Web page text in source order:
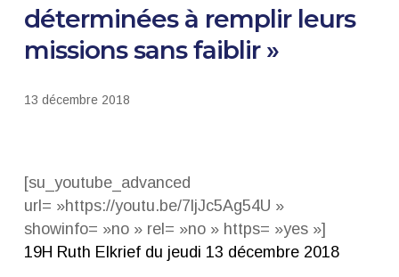
déterminées à remplir leurs
missions sans faiblir »
13 décembre 2018
[su_youtube_advanced
url= »https://youtu.be/7ljJc5Ag54U »
showinfo= »no » rel= »no » https= »yes »]
19H Ruth Elkrief du jeudi 13 décembre 2018